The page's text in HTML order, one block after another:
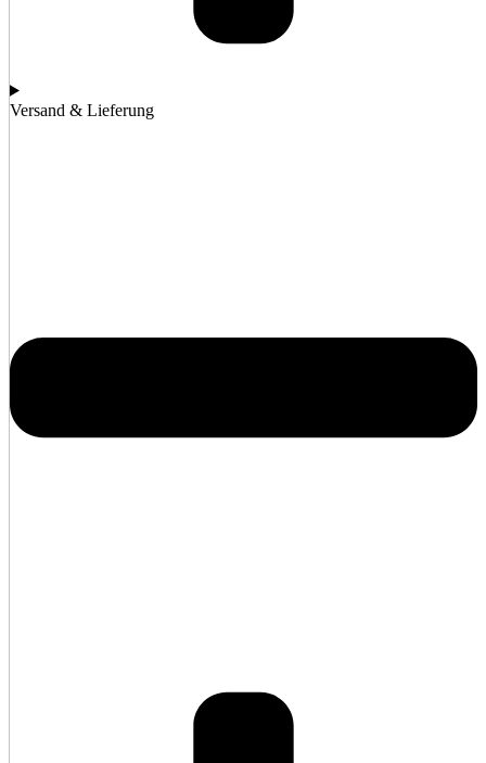
Versand & Lieferung